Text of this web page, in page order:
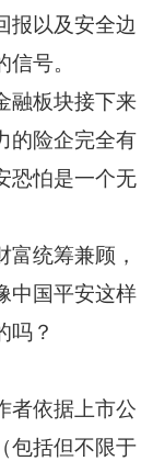
报以及安全边
号。
融板块接下来
的险企完全有
恐怕是一个无
统筹兼顾，
中国平安这样
吗？
者依据上市公
包括但不限于